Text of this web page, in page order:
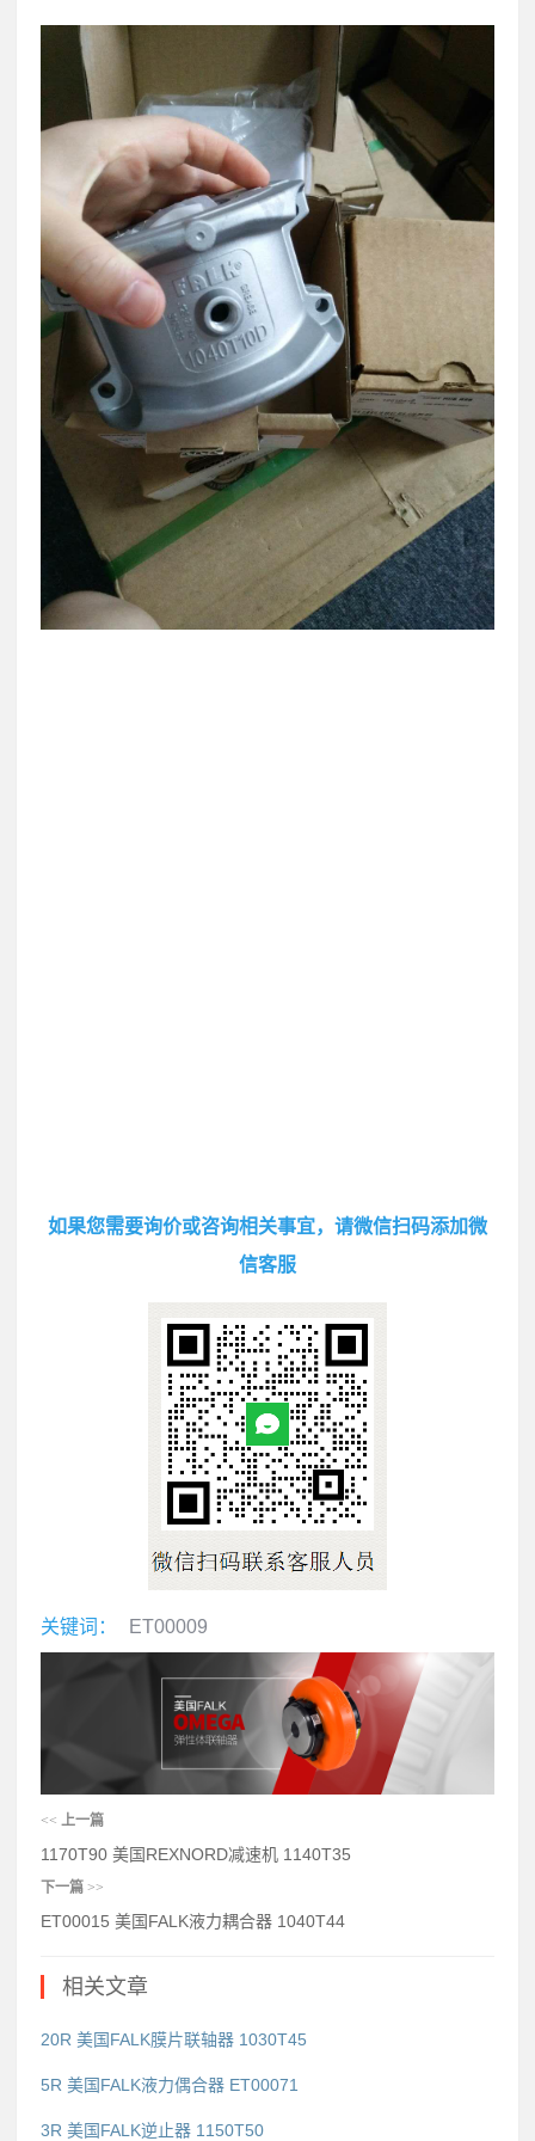
如果您需要询价或咨询相关事宜，请微信扫码添加微
信客服
关键词： ET00009
<< 上一篇
1170T90 美国REXNORD减速机 1140T35
下一篇 >>
ET00015 美国FALK液力耦合器 1040T44
相关文章
20R 美国FALK膜片联轴器 1030T45
5R 美国FALK液力偶合器 ET00071
3R 美国FALK逆止器 1150T50